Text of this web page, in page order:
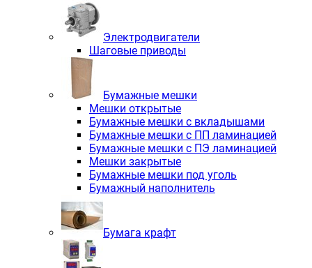
Электродвигатели
Шаговые приводы
Бумажные мешки
Мешки открытые
Бумажные мешки с вкладышами
Бумажные мешки с ПП ламинацией
Бумажные мешки с ПЭ ламинацией
Мешки закрытые
Бумажные мешки под уголь
Бумажный наполнитель
Бумага крафт